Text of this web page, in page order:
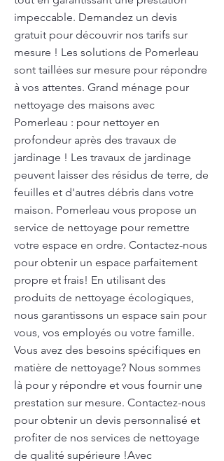
impeccable. Demandez un devis
gratuit pour découvrir nos tarifs sur
mesure ! Les solutions de Pomerleau
sont taillées sur mesure pour répondre
à vos attentes. Grand ménage pour
nettoyage des maisons avec
Pomerleau : pour nettoyer en
profondeur après des travaux de
jardinage ! Les travaux de jardinage
peuvent laisser des résidus de terre, de
feuilles et d'autres débris dans votre
maison. Pomerleau vous propose un
service de nettoyage pour remettre
votre espace en ordre. Contactez-nous
pour obtenir un espace parfaitement
propre et frais! En utilisant des
produits de nettoyage écologiques,
nous garantissons un espace sain pour
vous, vos employés ou votre famille.
Vous avez des besoins spécifiques en
matière de nettoyage? Nous sommes
là pour y répondre et vous fournir une
prestation sur mesure. Contactez-nous
pour obtenir un devis personnalisé et
profiter de nos services de nettoyage
de qualité supérieure !Avec